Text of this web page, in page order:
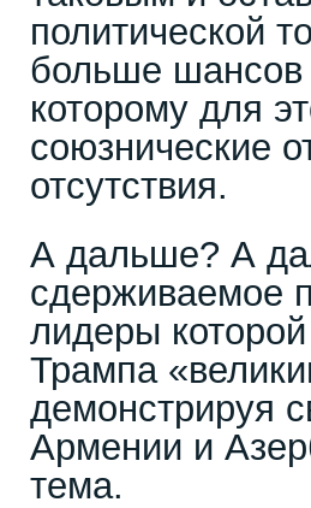
политической
больше шансов
которому для
союзнические
отсутствия.
А дальше? А
сдерживаемое
лидеры
Трампа
демонстрируя
Армении и
тема.